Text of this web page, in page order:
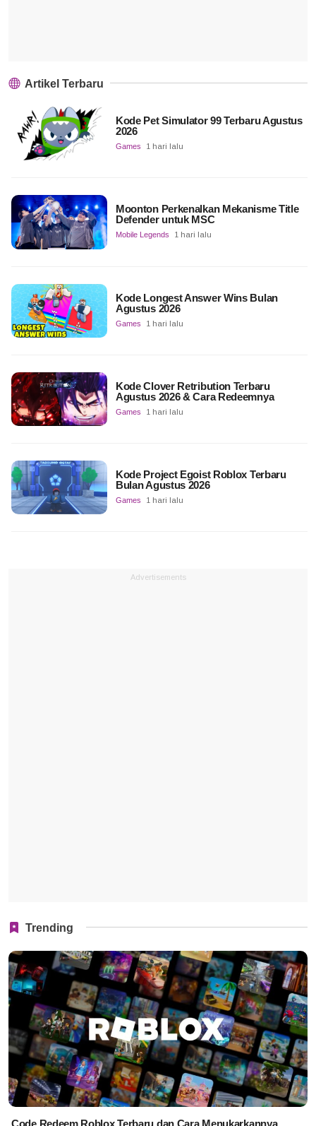
Artikel Terbaru
Kode Pet Simulator 99 Terbaru Agustus
2026
Games 1 hari lalu
Moonton Perkenalkan Mekanisme Title
Defender untuk MSC
Mobile Legends 1 hari lalu
Kode Longest Answer Wins Bulan
Agustus 2026
Games 1 hari lalu
Kode Clover Retribution Terbaru
Agustus 2026 & Cara Redeemnya
Games 1 hari lalu
Kode Project Egoist Roblox Terbaru
Bulan Agustus 2026
Games 1 hari lalu
Advertisements
Trending
Code Redeem Roblox Terbaru dan Cara Menukarkannya